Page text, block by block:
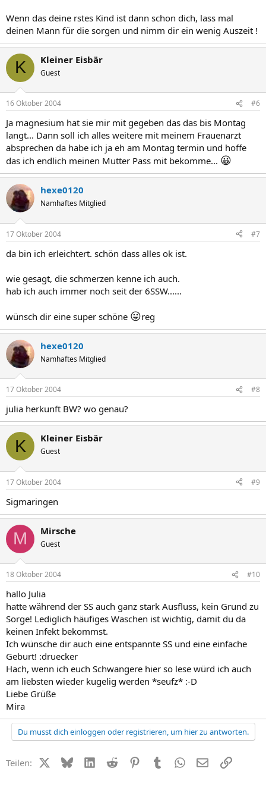
Wenn das deine rstes Kind ist dann schon dich, lass mal
deinen Mann für die sorgen und nimm dir ein wenig Auszeit !
K Kleiner Eisbär
Guest
16 Oktober 2004 #6
Ja magnesium hat sie mir mit gegeben das das bis Montag
langt... Dann soll ich alles weitere mit meinem Frauenarzt
absprechen da habe ich ja eh am Montag termin und hoffe
das ich endlich meinen Mutter Pass mit bekomme... 😀
hexe0120
Namhaftes Mitglied
17 Oktober 2004 #7
da bin ich erleichtert. schön dass alles ok ist.
wie gesagt, die schmerzen kenne ich auch.
hab ich auch immer noch seit der 6SSW......
wünsch dir eine super schöne 😛reg
hexe0120
Namhaftes Mitglied
17 Oktober 2004 #8
julia herkunft BW? wo genau?
K Kleiner Eisbär
Guest
17 Oktober 2004 #9
Sigmaringen
M Mirsche
Guest
18 Oktober 2004 #10
hallo Julia
hatte während der SS auch ganz stark Ausfluss, kein Grund zu
Sorge! Lediglich häufiges Waschen ist wichtig, damit du da
keinen Infekt bekommst.
Ich wünsche dir auch eine entspannte SS und eine einfache
Geburt! :druecker
Hach, wenn ich euch Schwangere hier so lese würd ich auch
am liebsten wieder kugelig werden *seufz* :-D
Liebe Grüße
Mira
Du musst dich einloggen oder registrieren, um hier zu antworten.
Teilen: X (Twitter)
BlueskyLinkedIn
Reddit PinterestTumblr WhatsApp
E-MailLink